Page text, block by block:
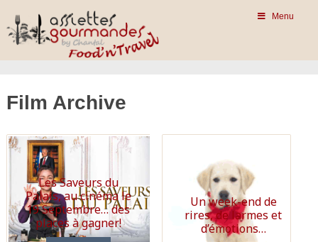
Menu
Film Archive
Les Saveurs du
Palais, au cinéma le
19 Septembre… des
places à gagner!
Un week-end de
rires, de larmes et
d’émotions…